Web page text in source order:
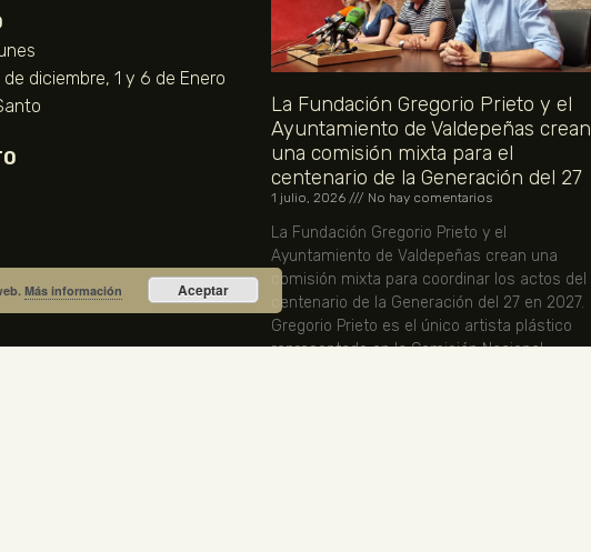
de diciembre, 1 y 6 de Enero
La Fundación Gregorio Prieto y el
Ayuntamiento de Valdepeñas crean
una comisión mixta para el
centenario de la Generación del 27
1 julio, 2026 No hay comentarios
La Fundación Gregorio Prieto y el
Ayuntamiento de Valdepeñas crean una
comisión mixta para coordinar los actos del
centenario de la Generación del 27 en 2027.
Gregorio Prieto es el único artista plástico
representado en la Comisión Nacional.
Más información Aceptar